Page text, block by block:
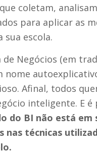
coletam,
para aplicar as
sua escola.
de Negócios (em
nome
Afinal, todos
inteligente. E é
do BI não está em
nas técnicas